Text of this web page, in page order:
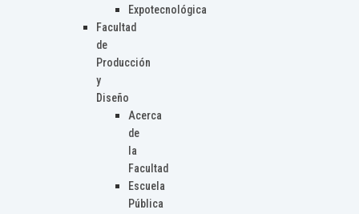
Expotecnológica
Facultad
de
Producción
y
Diseño
Acerca
de
la
Facultad
Escuela
Pública